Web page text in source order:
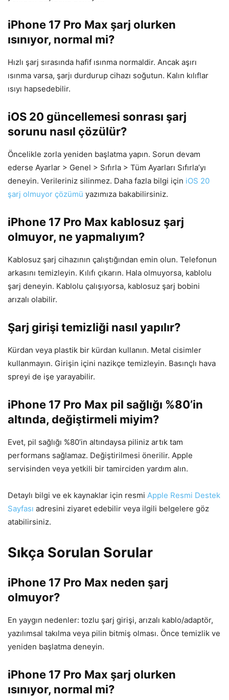
iPhone 17 Pro Max şarj olurken
ısınıyor, normal mi?
Hızlı şarj sırasında hafif ısınma normaldir. Ancak aşırı
ısınma varsa, şarjı durdurup cihazı soğutun. Kalın kılıflar
ısıyı hapsedebilir.
iOS 20 güncellemesi sonrası şarj
sorunu nasıl çözülür?
Öncelikle zorla yeniden başlatma yapın. Sorun devam
ederse Ayarlar > Genel > Sıfırla > Tüm Ayarları Sıfırla’yı
deneyin. Verileriniz silinmez. Daha fazla bilgi için iOS 20
şarj olmuyor çözümü yazımıza bakabilirsiniz.
iPhone 17 Pro Max kablosuz şarj
olmuyor, ne yapmalıyım?
Kablosuz şarj cihazının çalıştığından emin olun. Telefonun
arkasını temizleyin. Kılıfı çıkarın. Hala olmuyorsa, kablolu
şarj deneyin. Kablolu çalışıyorsa, kablosuz şarj bobini
arızalı olabilir.
Şarj girişi temizliği nasıl yapılır?
Kürdan veya plastik bir kürdan kullanın. Metal cisimler
kullanmayın. Girişin içini nazikçe temizleyin. Basınçlı hava
spreyi de işe yarayabilir.
iPhone 17 Pro Max pil sağlığı %80’in
altında, değiştirmeli miyim?
Evet, pil sağlığı %80’in altındaysa piliniz artık tam
performans sağlamaz. Değiştirilmesi önerilir. Apple
servisinden veya yetkili bir tamirciden yardım alın.
Detaylı bilgi ve ek kaynaklar için resmi Apple Resmi Destek
Sayfası adresini ziyaret edebilir veya ilgili belgelere göz
atabilirsiniz.
Sıkça Sorulan Sorular
iPhone 17 Pro Max neden şarj
olmuyor?
En yaygın nedenler: tozlu şarj girişi, arızalı kablo/adaptör,
yazılımsal takılma veya pilin bitmiş olması. Önce temizlik ve
yeniden başlatma deneyin.
iPhone 17 Pro Max şarj olurken
ısınıyor, normal mi?